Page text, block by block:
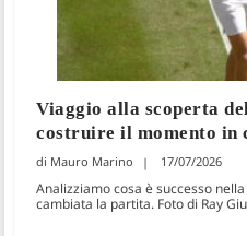
Viaggio alla scoperta
costruire il momento in
Mauro Marino 17/07/2026
Analizziamo cosa è successo
cambiata la partita. Foto di Ray